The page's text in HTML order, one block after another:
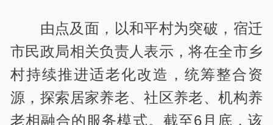
由点及面，以和平村为突破，宿迁
市民政局相关负责人表示，将在全市乡
村持续推进适老化改造，统筹整合资
源，探索居家养老、社区养老、机构养
老相融合的服务模式。截至6月底，该